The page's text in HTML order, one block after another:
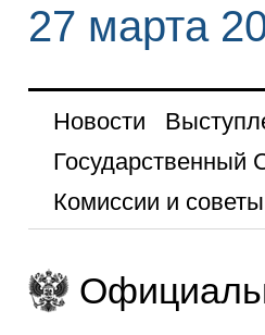
27 марта
Новости
Государственный
Комиссии и советы